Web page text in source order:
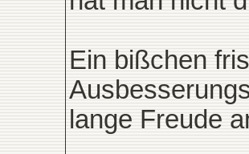
Ein bißchen
lange Freude